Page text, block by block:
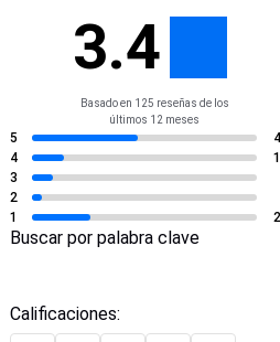
3.4
Basado en 125 reseñas de los
últimos 12 meses
5
4
3
2
1
Buscar por palabra clave
Calificaciones: